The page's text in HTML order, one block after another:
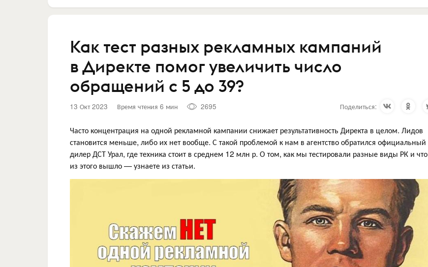
Как тест разных рекламных кампаний
в Директе помог увеличить число
обращений с 5 до 39?
13 Окт 2023 Время чтения 6 мин 2695 Поделиться:
Часто концентрация на одной рекламной кампании снижает результативность Директа в целом. Лидов
становится меньше, либо их нет вообще. С такой проблемой к нам в агентство обратился официальный
дилер ДСТ Урал, где техника стоит в среднем 12 млн р. О том, как мы тестировали разные виды РК и что
из этого вышло — узнаете из статьи.